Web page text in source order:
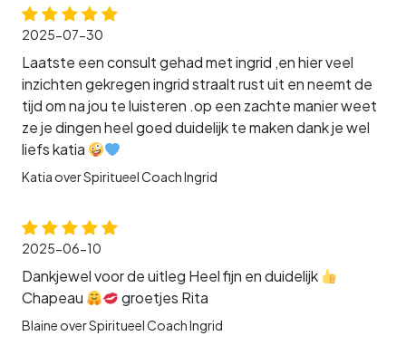
2025-07-30
Laatste een consult gehad met ingrid ,en hier veel
inzichten gekregen ingrid straalt rust uit en neemt de
tijd om na jou te luisteren .op een zachte manier weet
ze je dingen heel goed duidelijk te maken dank je wel
liefs katia
Katia over Spiritueel Coach Ingrid
2025-06-10
Dankjewel voor de uitleg Heel fijn en duidelijk
Chapeau
groetjes Rita
Blaine over Spiritueel Coach Ingrid